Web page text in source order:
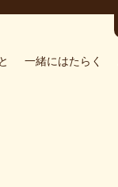
一緒にはたらく